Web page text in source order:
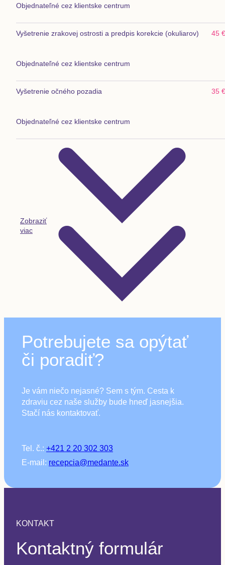
Objednateľné cez klientske centrum
Vyšetrenie zrakovej ostrosti a predpis korekcie (okuliarov)
Objednateľné cez klientske centrum
45 €
Vyšetrenie očného pozadia
Objednateľné cez klientske centrum
35 €
Zobraziť
viac
Potrebujete sa opýtať
či poradiť?
Je vám niečo nejasné? Sem s tým. Cesta k
zdraviu cez naše služby bude hneď jasnejšia.
Stačí nás kontaktovať.
Tel. č.: +421 2 20 302 303
E-mail: recepcia@medante.sk
KONTAKT
Kontaktný formulár